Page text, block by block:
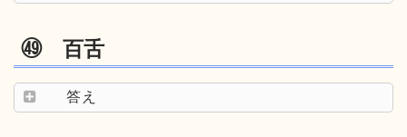
㊾ 百舌
答え